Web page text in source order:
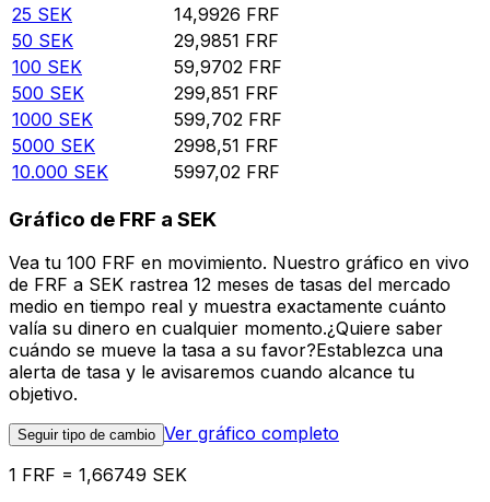
25 SEK 14,9926 FRF
50 SEK 29,9851 FRF
100 SEK 59,9702 FRF
500 SEK 299,851 FRF
1000 SEK 599,702 FRF
5000 SEK 2998,51 FRF
10.000 SEK 5997,02 FRF
Gráfico de FRF a SEK
Vea tu 100 FRF en movimiento. Nuestro gráfico en vivo
de FRF a SEK rastrea 12 meses de tasas del mercado
medio en tiempo real y muestra exactamente cuánto
valía su dinero en cualquier momento.¿Quiere saber
cuándo se mueve la tasa a su favor?Establezca una
alerta de tasa y le avisaremos cuando alcance tu
objetivo.
Seguir tipo de cambio Ver gráfico completo
1 FRF = 1,66749 SEK